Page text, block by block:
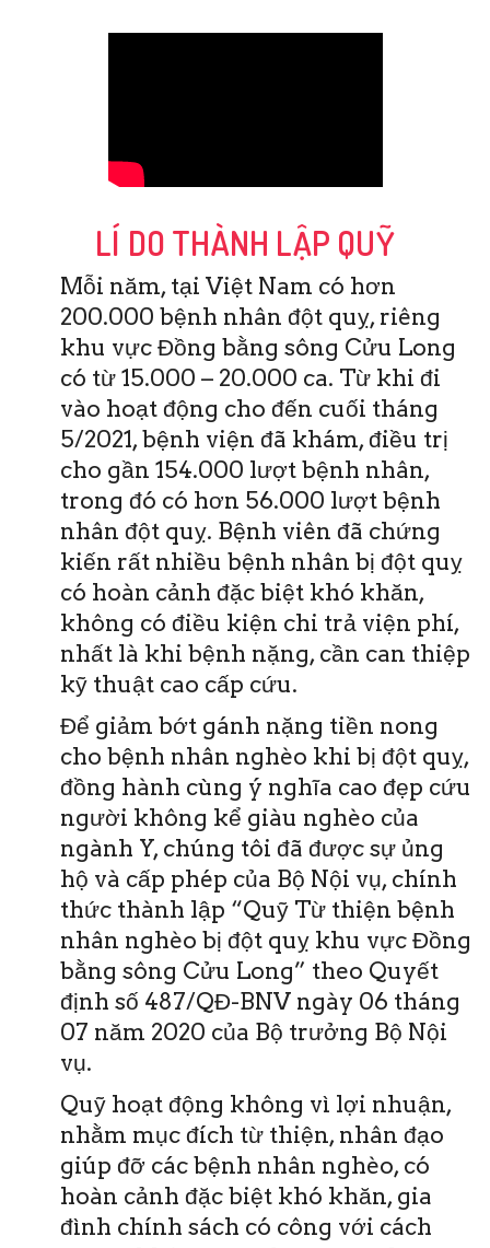
LÍ DO THÀNH LẬP QUỸ
Mỗi năm, tại Việt Nam có hơn
200.000 bệnh nhân đột quỵ, riêng
khu vực Đồng bằng sông Cửu Long
có từ 15.000 – 20.000 ca. Từ khi đi
vào hoạt động cho đến cuối tháng
5/2021, bệnh viện đã khám, điều trị
cho gần 154.000 lượt bệnh nhân,
trong đó có hơn 56.000 lượt bệnh
nhân đột quỵ. Bệnh viên đã chứng
kiến rất nhiều bệnh nhân bị đột quỵ
có hoàn cảnh đặc biệt khó khăn,
không có điều kiện chi trả viện phí,
nhất là khi bệnh nặng, cần can thiệp
kỹ thuật cao cấp cứu.
Để giảm bớt gánh nặng tiền nong
cho bệnh nhân nghèo khi bị đột quỵ,
đồng hành cùng ý nghĩa cao đẹp cứu
người không kể giàu nghèo của
ngành Y, chúng tôi đã được sự ủng
hộ và cấp phép của Bộ Nội vụ, chính
thức thành lập “Quỹ Từ thiện bệnh
nhân nghèo bị đột quỵ khu vực Đồng
bằng sông Cửu Long” theo Quyết
định số 487/QĐ-BNV ngày 06 tháng
07 năm 2020 của Bộ trưởng Bộ Nội
vụ.
Quỹ hoạt động không vì lợi nhuận,
nhằm mục đích từ thiện, nhân đạo
giúp đỡ các bệnh nhân nghèo, có
hoàn cảnh đặc biệt khó khăn, gia
đình chính sách có công với cách